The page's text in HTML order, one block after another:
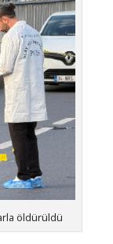
öldürüldü